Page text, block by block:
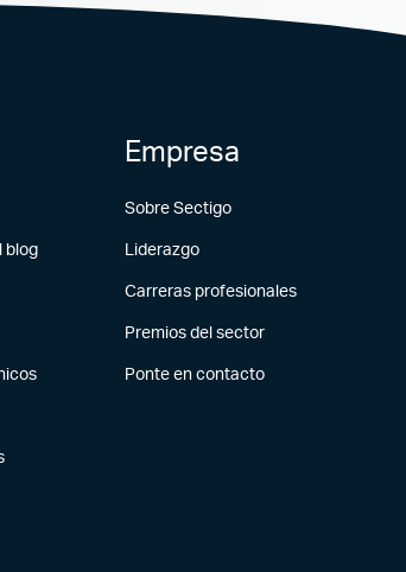
blog
Empresa
Sobre Sectigo
Liderazgo
Carreras profesionales
Premios del sector
Ponte en contacto